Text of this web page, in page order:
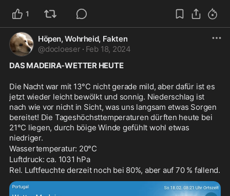
1
Höpen, Wohrheid, Fakten
@docloeser · Feb 18, 2024
DAS MADEIRA-WETTER HEUTE
Die Nacht war mit 13°C nicht gerade mild, aber dafür ist es
jetzt wieder leicht bewölkt und sonnig. Niederschlag ist
nach wie vor nicht in Sicht, was uns langsam etwas Sorgen
bereitet! Die Tageshöchsttemperaturen dürften heute bei
21°C liegen, durch böige Winde gefühlt wohl etwas
niedriger.
Wassertemperatur: 20°C
Luftdruck: ca. 1031 hPa
Rel. Luftfeuchte derzeit noch bei 80%, aber auf 70 % fallend.